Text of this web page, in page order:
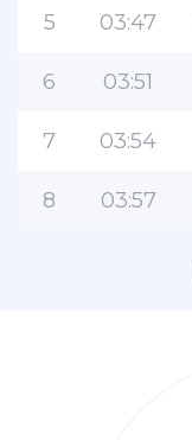
5 03:47
6 03:51
7 03:54
8 03:57